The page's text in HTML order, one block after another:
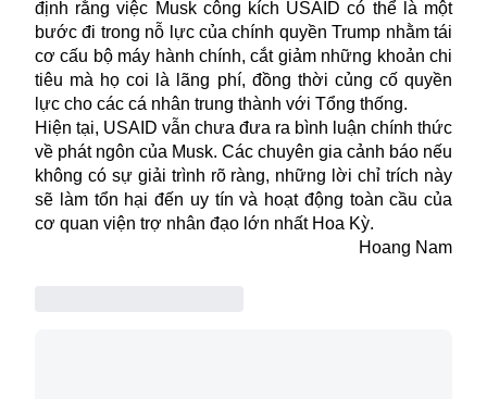
định rằng việc Musk công kích USAID có thể là một
bước đi trong nỗ lực của chính quyền Trump nhằm tái
cơ cấu bộ máy hành chính, cắt giảm những khoản chi
tiêu mà họ coi là lãng phí, đồng thời củng cố quyền
lực cho các cá nhân trung thành với Tổng thống.
Hiện tại, USAID vẫn chưa đưa ra bình luận chính thức
về phát ngôn của Musk. Các chuyên gia cảnh báo nếu
không có sự giải trình rõ ràng, những lời chỉ trích này
sẽ làm tổn hại đến uy tín và hoạt động toàn cầu của
cơ quan viện trợ nhân đạo lớn nhất Hoa Kỳ.
Hoang Nam